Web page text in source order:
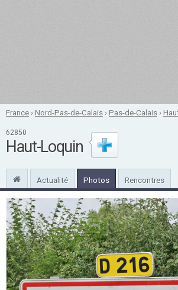
France ›Nord-Pas-de-Calais ›Pas-de-Calais ›
62850
Haut-Loquin
Actualité Photos Rencontres